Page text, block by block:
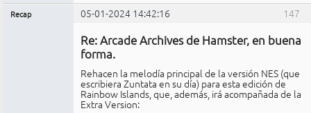
147
Recap 05-01-2024 14:42:16
Re: Arcade Archives de Hamster, en buena
forma.
Rehacen la melodía principal de la versión NES (que
escribiera Zuntata en su día) para esta edición de
Rainbow Islands, que, además, irá acompañada de la
Extra Version: